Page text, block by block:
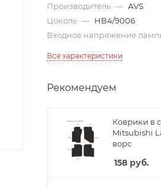
Производитель — AVS
Цоколь — HB4/9006
Входное напряжение
Все характеристики
Рекомендуем
Коврики в
Mitsubishi
ворс
158 руб.